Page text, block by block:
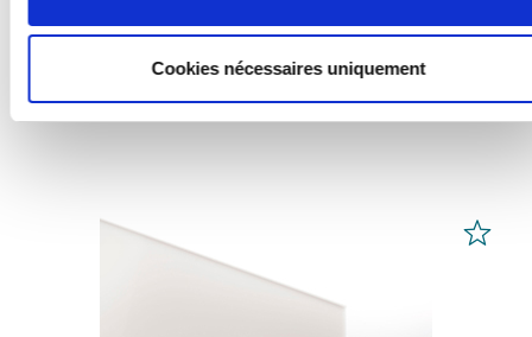
Cookies nécessaires uniquement
de 84,94 € / m² *